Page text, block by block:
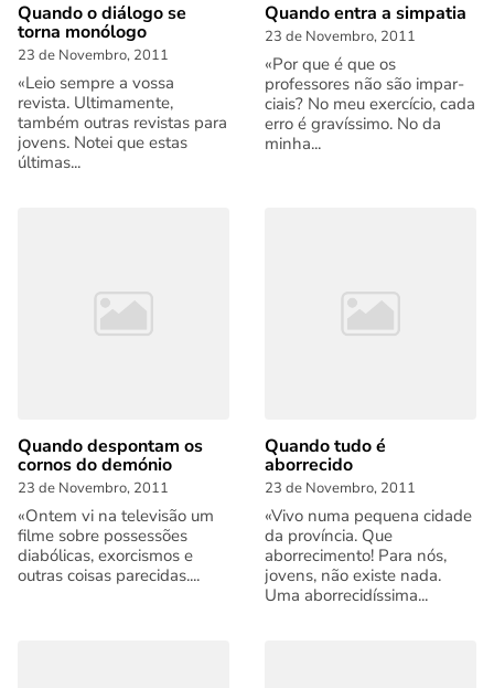
Quando o diálogo se
torna monólogo
23 de Novembro, 2011
«Leio sempre a vossa
revista. Ultimamente,
também outras revistas para
jovens. Notei que estas
últimas...
Quando entra a simpatia
23 de Novembro, 2011
«Por que é que os
professores não são impar­
ciais? No meu exercício, cada
erro é gravíssimo. No da
minha...
Quando despontam os
cornos do demónio
23 de Novembro, 2011
«Ontem vi na televisão um
filme sobre posses­sões
diabólicas, exorcismos e
outras coisas pare­cidas....
Quando tudo é
aborrecido
23 de Novembro, 2011
«Vivo numa pequena cidade
da província. Que
aborrecimento! Para nós,
jovens, não existe nada.
Uma aborrecidíssima...